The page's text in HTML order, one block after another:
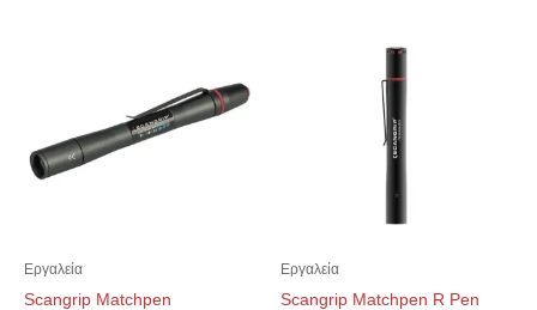
Εργαλεία
Scangrip Matchpen
Εργαλεία
Scangrip Matchpen R Pen